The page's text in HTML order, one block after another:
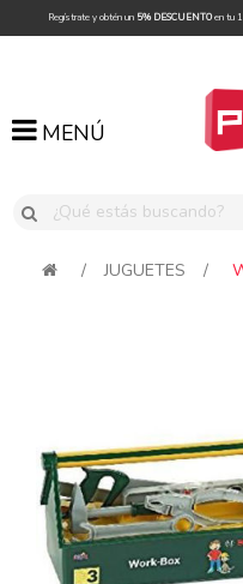
Regístrate y obtén un 5% DESCUENTOen tu
MENÚ
MENÚ
/ JUGUETES /